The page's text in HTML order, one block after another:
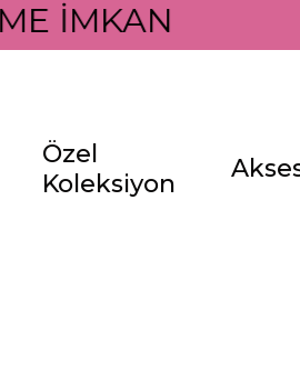
İMKANI İLE
Özel
Koleksiyon